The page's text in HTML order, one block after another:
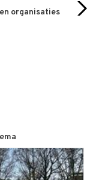
organisaties